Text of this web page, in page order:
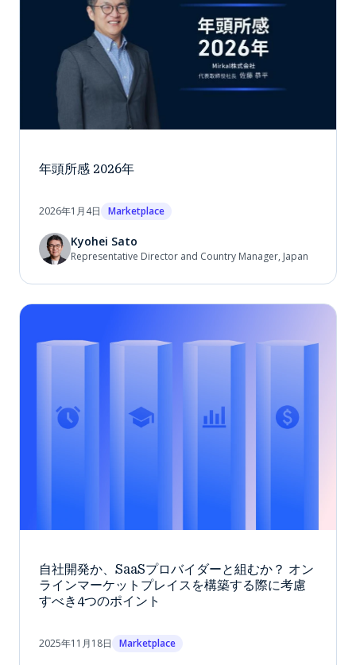
年頭所感 2026年
2026年1月4日 Marketplace
Kyohei Sato
Representative Director and Country Manager, Japan
自社開発か、SaaSプロバイダーと組むか？ オン
ラインマーケットプレイスを構築する際に考慮
すべき4つのポイント
2025年11月18日 Marketplace